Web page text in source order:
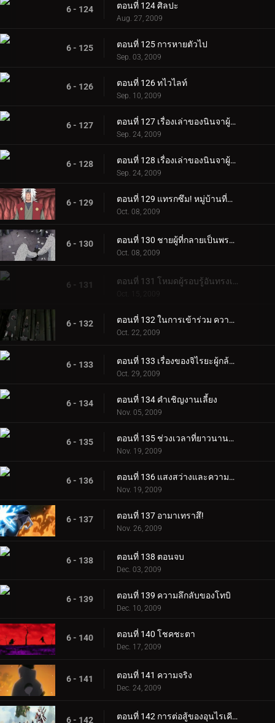
6 - 124 ตอนที่ 124 ศิลปะ
Aug. 27, 2009
6 - 125 ตอนที่ 125 การหายตัวไป
Sep. 03, 2009
6 - 126 ตอนที่ 126 ทไวไลท์
Sep. 10, 2009
6 - 127 ตอนที่ 127 เรื่องเล่าของนินจาผู้กล้าหาญ ~คัมภีร์นินจาจิไรยะ ~ ตอนที่ 1
Sep. 24, 2009
6 - 128 ตอนที่ 128 เรื่องเล่าของนินจาผู้กล้าหาญ ~ คัมภีร์นินจาจิไรยะ ~ ตอนที่ 2
Sep. 24, 2009
6 - 129 ตอนที่ 129 แทรกซึม! หมู่บ้านที่ซ่อนอยู่ในสายฝน
Oct. 08, 2009
6 - 130 ตอนที่ 130 ชายผู้ที่กลายเป็นพระเจ้า
Oct. 08, 2009
6 - 131
Oct. 15, 2009
6 - 132 ตอนที่ 132 ในการเข้าร่วม ความเจ็บปวด 6 วิถี
Oct. 22, 2009
6 - 133 ตอนที่ 133 เรื่องของจิไรยะผู้กล้าหาญ
Oct. 29, 2009
6 - 134 ตอนที่ 134 คำเชิญงานเลี้ยง
Nov. 05, 2009
6 - 135 ตอนที่ 135 ช่วงเวลาที่ยาวนานที่สุด
Nov. 19, 2009
6 - 136 ตอนที่ 136 แสงสว่างและความมืดของเนตรวงแหวนมังเงเคียว
Nov. 19, 2009
6 - 137 ตอนที่ 137 อามาเทราสึ!
Nov. 26, 2009
6 - 138 ตอนที่ 138 ตอนจบ
Dec. 03, 2009
6 - 139 ตอนที่ 139 ความลึกลับของโทบิ
Dec. 10, 2009
6 - 140 ตอนที่ 140 โชคชะตา
Dec. 17, 2009
6 - 141 ตอนที่ 141 ความจริง
Dec. 24, 2009
6 - 142 ตอนที่ 142 การต่อสู้ของอุนไรเคียว